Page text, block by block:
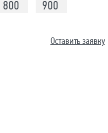
800 900
Оставить заявку